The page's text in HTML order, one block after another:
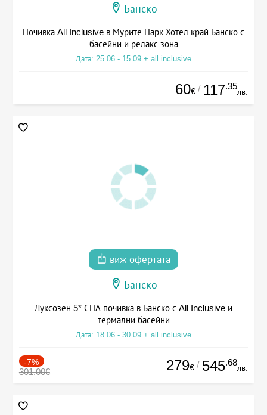
Банско
Почивка All Inclusive в Мурите Парк Хотел край Банско с
басейни и релакс зона
Дата: 25.06 - 15.09 + all inclusive
60€ / 117.35
лв.
виж офертата
Банско
Луксозен 5* СПА почивка в Банско с All Inclusive и
термални басейни
Дата: 18.06 - 30.09 + all inclusive
-7%
301.00€ 279€ / 545.68
лв.